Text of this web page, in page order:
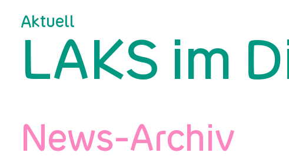
Aktuell
LAKS im
News-Archiv